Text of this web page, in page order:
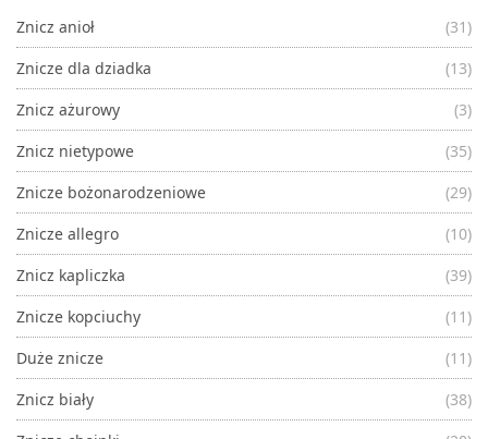
Znicz anioł
(31)
Znicze dla dziadka
(13)
Znicz ażurowy
(3)
Znicz nietypowe
(35)
Znicze bożonarodzeniowe
(29)
Znicze allegro
(10)
Znicz kapliczka
(39)
Znicze kopciuchy
(11)
Duże znicze
(11)
Znicz biały
(38)